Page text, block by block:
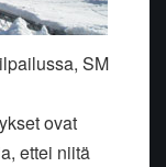
SM
ovat
ettei niitä